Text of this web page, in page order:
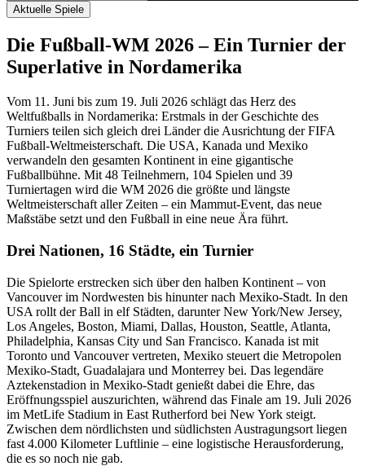
Aktuelle Spiele
Die Fußball-WM 2026 – Ein Turnier der
Superlative in Nordamerika
Vom 11. Juni bis zum 19. Juli 2026 schlägt das Herz des
Weltfußballs in Nordamerika: Erstmals in der Geschichte des
Turniers teilen sich gleich drei Länder die Ausrichtung der FIFA
Fußball-Weltmeisterschaft. Die USA, Kanada und Mexiko
verwandeln den gesamten Kontinent in eine gigantische
Fußballbühne. Mit 48 Teilnehmern, 104 Spielen und 39
Turniertagen wird die WM 2026 die größte und längste
Weltmeisterschaft aller Zeiten – ein Mammut-Event, das neue
Maßstäbe setzt und den Fußball in eine neue Ära führt.
Drei Nationen, 16 Städte, ein Turnier
Die Spielorte erstrecken sich über den halben Kontinent – von
Vancouver im Nordwesten bis hinunter nach Mexiko-Stadt. In den
USA rollt der Ball in elf Städten, darunter New York/New Jersey,
Los Angeles, Boston, Miami, Dallas, Houston, Seattle, Atlanta,
Philadelphia, Kansas City und San Francisco. Kanada ist mit
Toronto und Vancouver vertreten, Mexiko steuert die Metropolen
Mexiko-Stadt, Guadalajara und Monterrey bei. Das legendäre
Aztekenstadion in Mexiko-Stadt genießt dabei die Ehre, das
Eröffnungsspiel auszurichten, während das Finale am 19. Juli 2026
im MetLife Stadium in East Rutherford bei New York steigt.
Zwischen dem nördlichsten und südlichsten Austragungsort liegen
fast 4.000 Kilometer Luftlinie – eine logistische Herausforderung,
die es so noch nie gab.